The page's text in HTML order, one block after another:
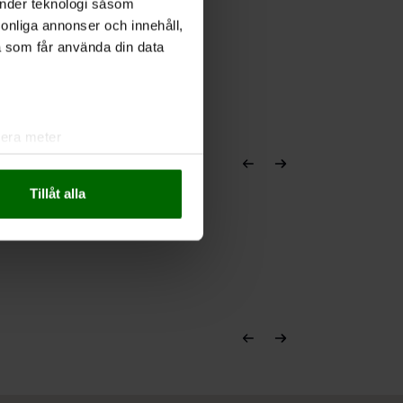
teknologi såsom
annonser och innehåll,
får använda din data
meter
kombinera informationen
Tillåt alla